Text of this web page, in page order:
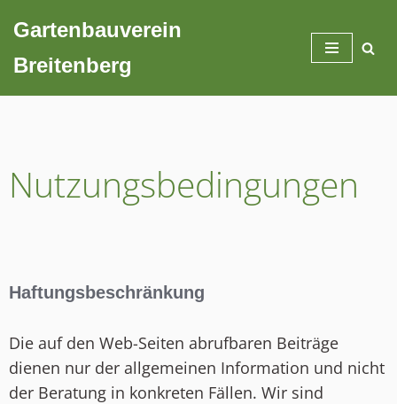
Inhalt
springen
Gartenbauverein
Breitenberg
Nutzungsbedingungen
Haftungsbeschränkung
Die auf den Web-Seiten abrufbaren Beiträge
dienen nur der allgemeinen Information und nicht
der Beratung in konkreten Fällen. Wir sind